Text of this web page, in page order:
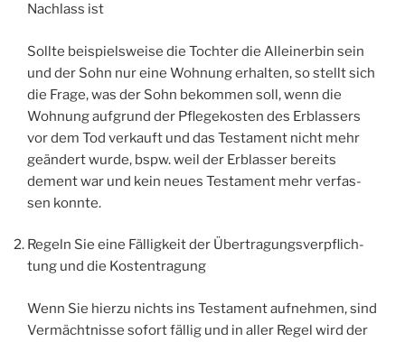
Nach­lass ist
Soll­te bei­spiels­wei­se die Toch­ter die Allein­er­bin sein
und der Sohn nur eine Woh­nung erhal­ten, so stellt sich
die Fra­ge, was der Sohn bekom­men soll, wenn die
Woh­nung auf­grund der Pfle­ge­kos­ten des Erb­las­sers
vor dem Tod ver­kauft und das Tes­ta­ment nicht mehr
geän­dert wur­de, bspw. weil der Erb­las­ser bereits
dement war und kein neu­es Tes­ta­ment mehr ver­fas­
sen konnte.
Regeln Sie eine Fäl­lig­keit der Über­tra­gungs­ver­pflich­
tung und die Kostentragung
Wenn Sie hier­zu nichts ins Tes­ta­ment auf­neh­men, sind
Ver­mächt­nis­se sofort fäl­lig und in aller Regel wird der